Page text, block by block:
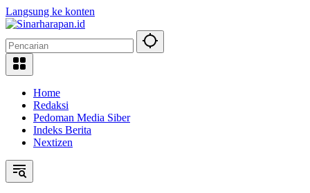
Langsung ke konten
Home
Redaksi
Pedoman Media Siber
Indeks Berita
Nextizen